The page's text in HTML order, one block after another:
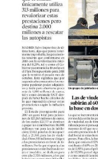
más
grande